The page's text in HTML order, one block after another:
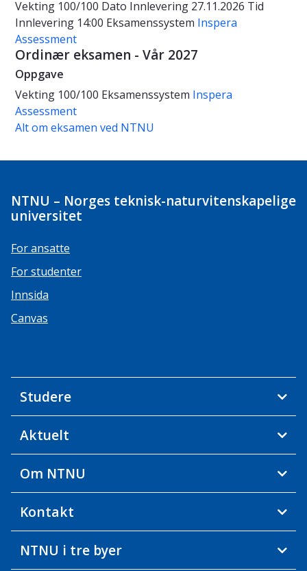
Vekting 100/100 Dato Innlevering 27.11.2026 Tid
Innlevering 14:00 Eksamenssystem Inspera
Assessment
Ordinær eksamen - Vår 2027
Oppgave
Vekting 100/100 Eksamenssystem Inspera
Assessment
Alt om eksamen ved NTNU
NTNU – Norges teknisk-naturvitenskapelige
universitet
For ansatte
For studenter
Innsida
Canvas
Studere
Aktuelt
Om NTNU
Kontakt
NTNU i tre byer